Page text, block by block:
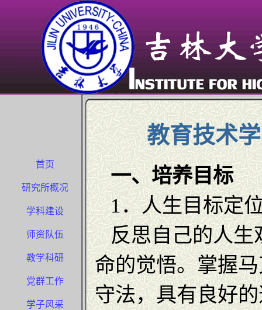
首页
研究所概况
学科建设
师资队伍
教学科研
党群工作
学子风采
教育技术
一、培养目标
1．人生目标定
反思自己的人生
命的觉悟。掌握
守法，具有良好